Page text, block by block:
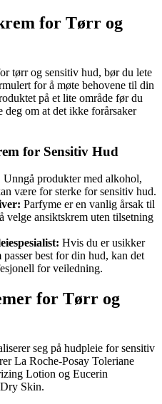
for Tørr og
tørr og sensitiv hud, bør du lete
for å møte behovene til din
på et lite område før du
om at det ikke forårsaker
for Sensitiv Hud
Unngå produkter med alkohol,
være for sterke for sensitiv hud.
Parfyme er en vanlig årsak til
velge ansiktskrem uten tilsetning
Hvis du er usikker
best for din hud, kan det
for veiledning.
for Tørr og
seg på hudpleie for sensitiv
La Roche-Posay Toleriane
Lotion og Eucerin
Skin.